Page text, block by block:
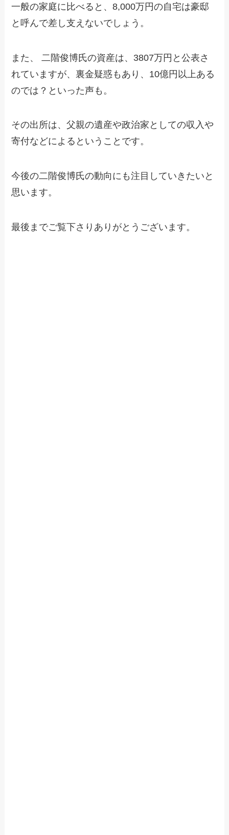
一般の家庭に比べると、8,000万円の自宅は豪邸
と呼んで差し支えないでしょう。
また、 二階俊博氏の資産は、3807万円と公表さ
れていますが、裏金疑惑もあり、10億円以上ある
のでは？といった声も。
その出所は、父親の遺産や政治家としての収入や
寄付などによるということです。
今後の二階俊博氏の動向にも注目していきたいと
思います。
最後までご覧下さりありがとうございます。